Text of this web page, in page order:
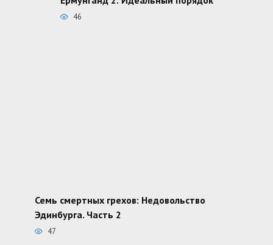
46
Семь смертных грехов: Недовольство
Эдинбурга. Часть 2
47